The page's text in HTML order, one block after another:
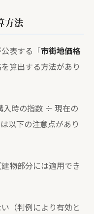
方法
表する「市街地価格
算出する方法があり
入時の指数 ÷ 現在の
以下の注意点があり
物部分には適用でき
（判例により有効と